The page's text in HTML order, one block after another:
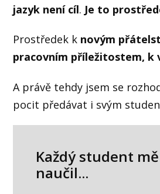
jazyk není cíl. Je to
Prostředek k novým
pracovním příležitostem, k
A právě tehdy jsem se
pocit předávat i svým
Každý student
naučil...